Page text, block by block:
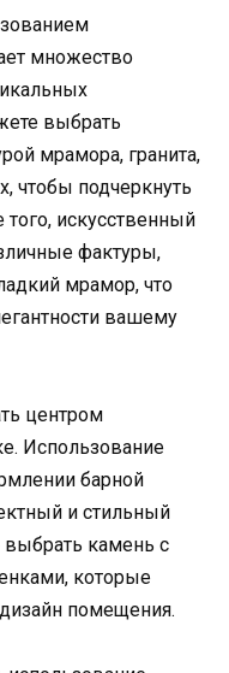
множество
выбрать
мрамора, гранита,
чтобы подчеркнуть
искусственный
фактуры,
мрамор, что
вашему
центром
Использование
барной
и стильный
камень с
которые
помещения.